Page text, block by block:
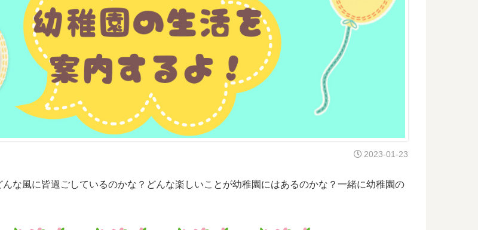
2023-01-23
な風に皆過ごしているのかな？どんな楽しいことが幼稚園にはあるのかな？一緒に幼稚園の